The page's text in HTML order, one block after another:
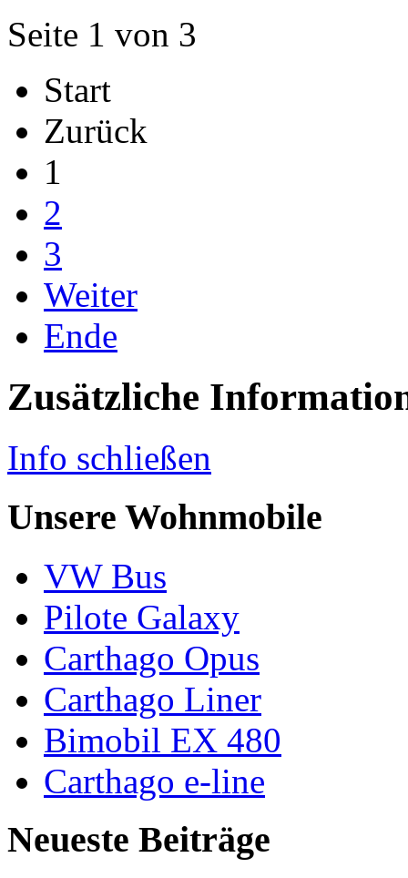
Seite 1 von 3
Start
Zurück
1
2
3
Weiter
Ende
Zusätzliche
Info schließen
Unsere Wohnmobile
VW Bus
Pilote Galaxy
Carthago Opus
Carthago Liner
Bimobil EX 480
Carthago e-line
Neueste Beiträge